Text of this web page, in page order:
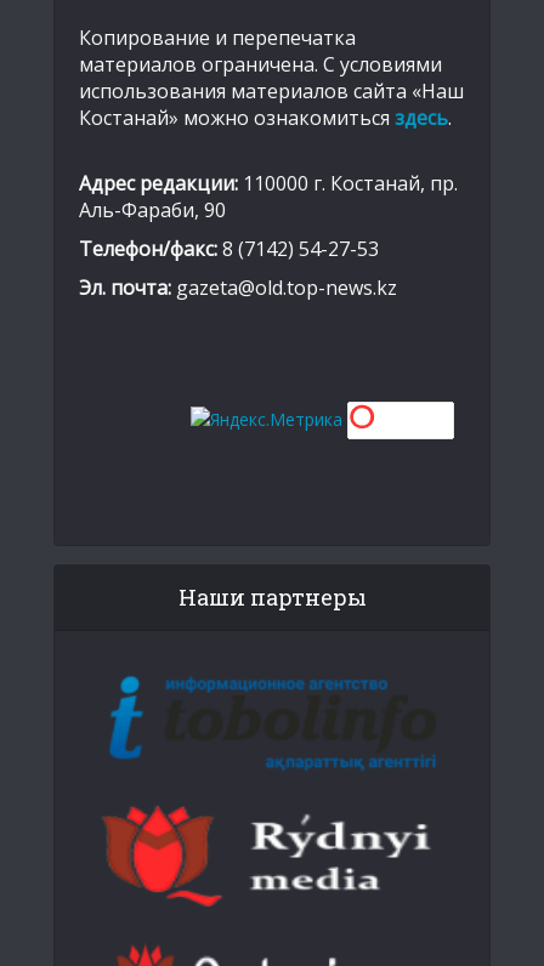
Копирование и перепечатка
материалов ограничена. С условиями
использования материалов сайта «Наш
Костанай» можно ознакомиться здесь.
Адрес редакции: 110000 г. Костанай, пр.
Аль-Фараби, 90
Телефон/факс:8 (7142) 54-27-53
Эл. почта: gazeta@old.top-news.kz
Наши партнеры